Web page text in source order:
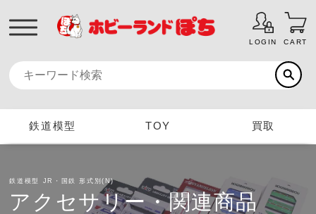
LOGIN CART
鉄道模型 TOY 買取
鉄道模型 JR・国鉄 形式別(N)
アクセサリー・関連商品